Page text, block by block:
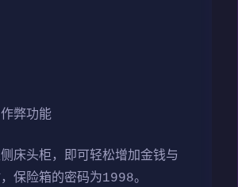
弊功能
床头柜，即可轻松增加金钱与
保险箱的密码为1998。